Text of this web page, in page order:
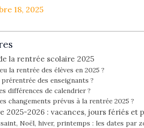
18, 2025
la rentrée scolaire 2025
la rentrée des élèves en 2025 ?
des enseignants ?
différences de calendrier ?
changements prévus à la rentrée 2025 ?
2025-2026 : vacances, jours fériés et
Noël, hiver, printemps : les dates par